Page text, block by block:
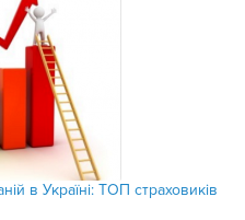
в Україні: ТОП страховиків